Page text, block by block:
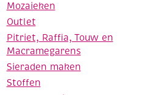
Mozaieken
Outlet
Pitriet, Raffia, Touw en
Macramegarens
Sieraden maken
Stoffen